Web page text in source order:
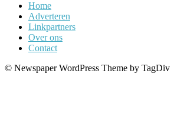
Home
Adverteren
Linkpartners
Over ons
Contact
© Newspaper WordPress Theme by TagDiv